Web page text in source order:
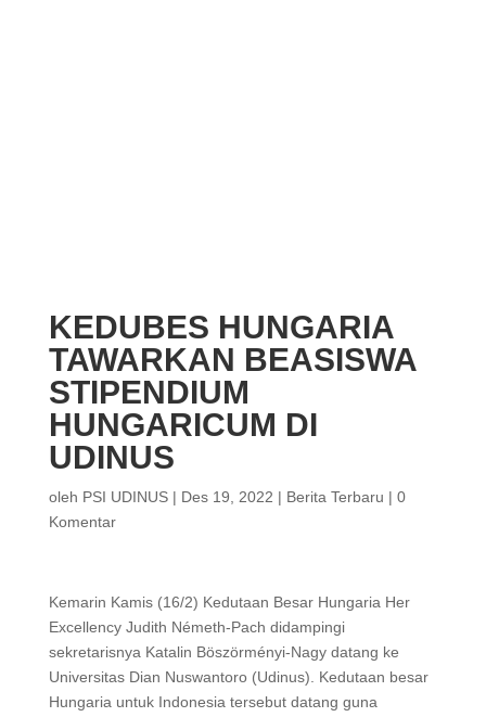
KEDUBES HUNGARIA
TAWARKAN BEASISWA
STIPENDIUM
HUNGARICUM DI
UDINUS
oleh PSI UDINUS| Des 19, 2022 | Berita Terbaru | 0
Komentar
Kemarin Kamis (16/2) Kedutaan Besar Hungaria Her
Excellency Judith Németh-Pach didampingi
sekretarisnya Katalin Böszörményi-Nagy datang ke
Universitas Dian Nuswantoro (Udinus). Kedutaan besar
Hungaria untuk Indonesia tersebut datang guna